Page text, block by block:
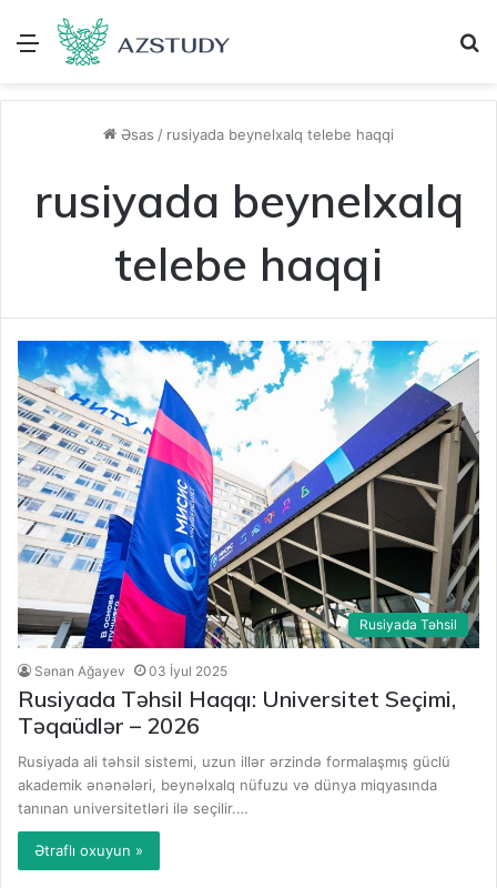
Menu
Əsas / rusiyada beynelxalq telebe haqqi
rusiyada beynelxalq
telebe haqqi
Rusiyada Təhsil
Sənan Ağayev 03 İyul 2025
Rusiyada Təhsil Haqqı: Universitet Seçimi,
Təqaüdlər – 2026
Rusiyada ali təhsil sistemi, uzun illər ərzində formalaşmış güclü
akademik ənənələri, beynəlxalq nüfuzu və dünya miqyasında
tanınan universitetləri ilə seçilir.…
Ətraflı oxuyun »